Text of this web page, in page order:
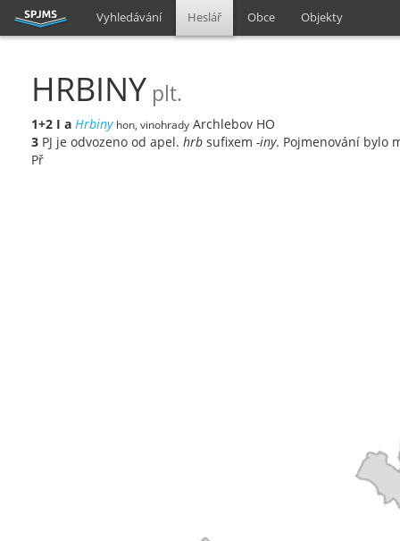
Vyhledávání Heslář Obce Objekty
HRBINY plt.
1+2 I a Hrbiny hon, vinohrady Archlebov HO
3 PJ je odvozeno od apel. hrb sufixem -iny. Pojmenování bylo
Př